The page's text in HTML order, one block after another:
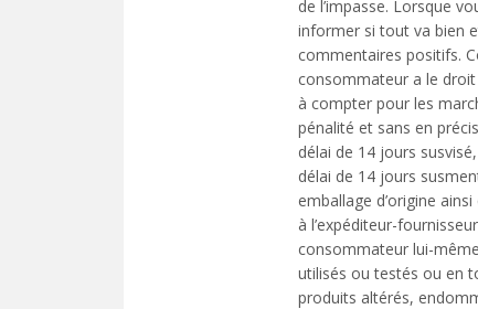
de l’impasse. Lorsque
informer si tout va bien
commentaires positifs.
consommateur a le
à compter pour les
pénalité et sans en
délai de 14 jours
délai de 14 jours
emballage d’origine
à l’expéditeur-
consommateur lui-
utilisés ou testés ou en
produits altérés,